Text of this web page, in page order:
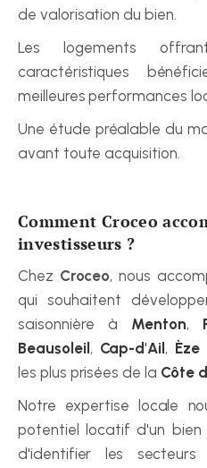
de valorisation du bien.
Les logements
caractéristiques
meilleures performances
Une étude préalable du
avant toute acquisition.
Comment Croceo
investisseurs ?
Chez Croceo, nous
qui souhaitent
saisonnière à Menton,
Beausoleil , Cap-d'Ail , Èze
les plus prisées de la Côte
Notre expertise locale
potentiel locatif d'un
d'identifier les